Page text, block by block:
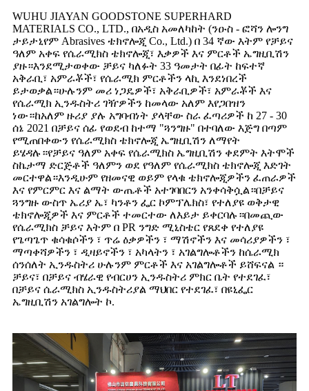
WUHU JIAYAN GOODSTONE SUPERHARD
MATERIALS CO., LTD., በአዲስ አመለካከት (ንዑስ - ፎሻን ሎንግ
ታይታኒየም Abrasives ቴክኖሎጂ Co., Ltd.) በ 34 ኛው እትም የቻይና
ዓለም አቀፍ የሴራሚክስ ቴክኖሎጂ፣ እቃዎች እና ምርቶች ኤግዚቢሽን
ያዙ።እንደሚታወቀው ቻይና ካለፉት 33 ዓመታት በፊት ከፍተኛ
አቅራቢ፣ አምራቾች፣ የሴራሚክ ምርቶችን ላኪ እንደነበረች
ይታወቃል።ሁሉንም መሪ ነጋዴዎች፣ አቅራቢዎች፣ አምራቾች እና
የሴራሚክ ኢንዱስትሪ ገዥዎችን ከመላው አለም እየጋበዝን
ነው።ከአለም ዙሪያ ያሉ አግባብነት ያላቸው ስራ ፈጣሪዎች ከ 27 - 30
ሰኔ 2021 በቻይና ሰፊ የወደብ ከተማ "ጓንግዙ" በተባለው እጅግ በጣም
የሚጠበቀውን የሴራሚክስ ቴክኖሎጂ ኤግዚቢሽን ለማየት
ይሄዳሉ።የቻይና ዓለም አቀፍ የሴራሚክስ ኤግዚቢሽን ቀደምት እትሞች
ስኬታማ ድርጅቶች ዓለምን ወደ የዓለም የሴራሚክስ ቴክኖሎጂ እድገት
መርተዋል።እንዲሁም የዘመናዊ ወይም የላቁ ቴክኖሎጂዎችን ፈጠራዎች
እና የምርምር እና ልማት ውጤቶች አተገባበርን አንቀሳቅሷል።በቻይና
ጓንግዙ ውስጥ ኤሪያ ኤ፣ ካንቶን ፌር ኮምፕሌክስ፣ የተለያዩ ወቅታዊ
ቴክኖሎጂዎች እና ምርቶች ተመርተው ለእይታ ይቀርባሉ።በመጪው
የሴራሚክስ ቻይና እትም በ PR ንግድ ሚኒስቴር የጸደቀ የተለያዩ
የጌጣጌጥ ቁሳቁሶችን ፣ ጥሬ ዕቃዎችን ፣ ማሽኖችን እና መሳሪያዎችን ፣
ማጣቀሻዎችን ፣ ዲዛይኖችን ፣ አካላትን ፣ አገልግሎቶችን ከሴራሚክ
ሰንሰለት ኢንዱስትሪ ሁሉንም ምርቶች እና አገልግሎቶች ይሸፍናል ።
ቻይና፣ በቻይና ብሄራዊ የብርሀን ኢንዱስትሪ ምክር ቤት የተደገፈ፣
በቻይና ሴራሚክስ ኢንዱስትሪያል ማህበር የተደገፈ፣ በዩኒፌር
ኤግዚቢሽን አገልግሎት ኮ.